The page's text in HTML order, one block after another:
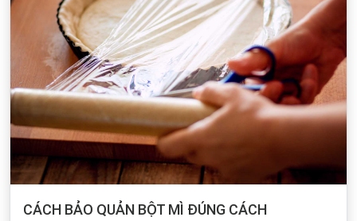
CÁCH BẢO QUẢN BỘT MÌ ĐÚNG CÁCH